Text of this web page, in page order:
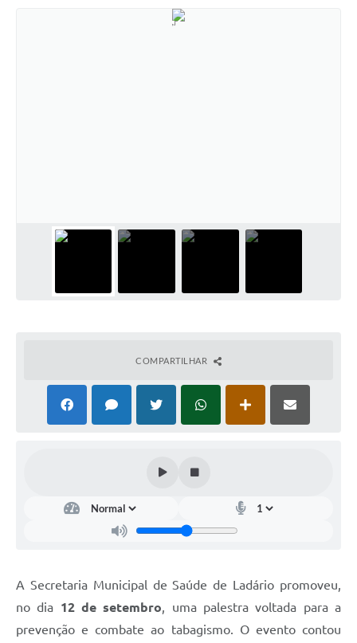
COMPARTILHAR
A Secretaria Municipal de Saúde de Ladário promoveu,
no dia 12 de setembro , uma palestra voltada para a
prevenção e combate ao tabagismo. O evento contou